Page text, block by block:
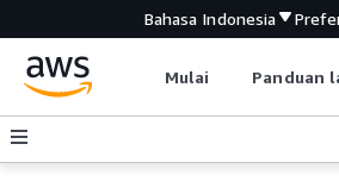
Bahasa Indonesia
Mulai Panduan